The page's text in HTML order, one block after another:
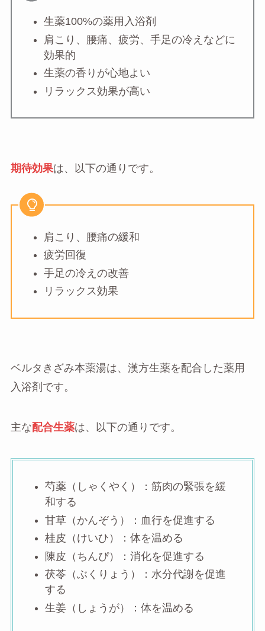
生薬100%の薬用入浴剤
肩こり、腰痛、疲労、手足の冷えなどに
効果的
生薬の香りが心地よい
リラックス効果が高い
期待効果は、以下の通りです。
肩こり、腰痛の緩和
疲労回復
手足の冷えの改善
リラックス効果
ベルタきざみ本薬湯は、漢方生薬を配合した薬用
入浴剤です。
主な配合生薬は、以下の通りです。
芍薬（しゃくやく）：筋肉の緊張を緩
和する
甘草（かんぞう）：血行を促進する
桂皮（けいひ）：体を温める
陳皮（ちんぴ）：消化を促進する
茯苓（ぶくりょう）：水分代謝を促進
する
生姜（しょうが）：体を温める